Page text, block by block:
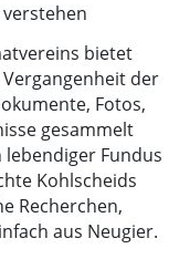
bietet
der
Fotos,
gesammelt
lebendiger Fundus
Kohlscheids
Recherchen,
aus Neugier.